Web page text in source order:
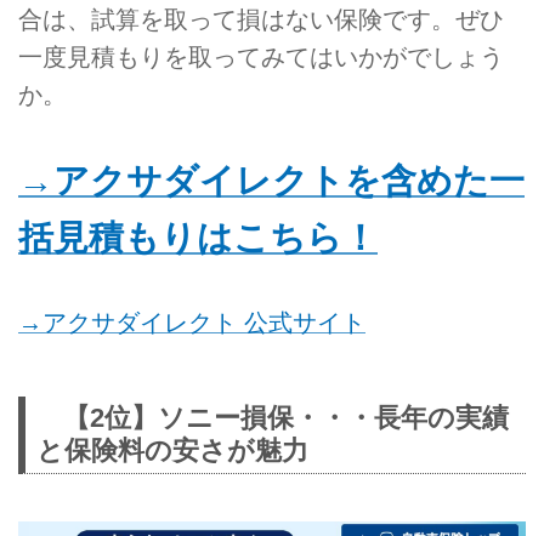
合は、試算を取って損はない保険です。ぜひ
一度見積もりを取ってみてはいかがでしょう
か。
→アクサダイレクトを含めた一
括見積もりはこちら！
→アクサダイレクト 公式サイト
【2位】ソニー損保・・・長年の実績
と保険料の安さが魅力